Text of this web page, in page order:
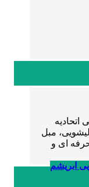
مبل
ای و
ابریشم